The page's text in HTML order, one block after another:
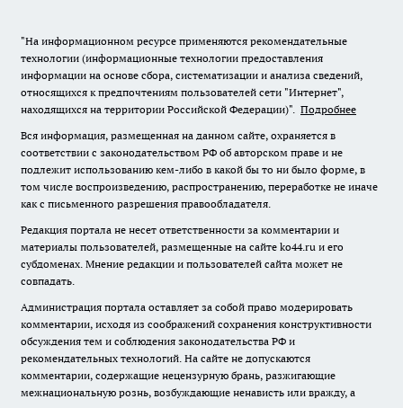
"На информационном ресурсе применяются рекомендательные
технологии (информационные технологии предоставления
информации на основе сбора, систематизации и анализа сведений,
относящихся к предпочтениям пользователей сети "Интернет",
находящихся на территории Российской Федерации)". Подробнее
Вся информация, размещенная на данном сайте, охраняется в
соответствии с законодательством РФ об авторском праве и не
подлежит использованию кем-либо в какой бы то ни было форме, в
том числе воспроизведению, распространению, переработке не иначе
как с письменного разрешения правообладателя.
Редакция портала не несет ответственности за комментарии и
материалы пользователей, размещенные на сайте ko44.ru и его
субдоменах. Мнение редакции и пользователей сайта может не
совпадать.
Администрация портала оставляет за собой право модерировать
комментарии, исходя из соображений сохранения конструктивности
обсуждения тем и соблюдения законодательства РФ и
рекомендательных технологий. На сайте не допускаются
комментарии, содержащие нецензурную брань, разжигающие
межнациональную рознь, возбуждающие ненависть или вражду, а